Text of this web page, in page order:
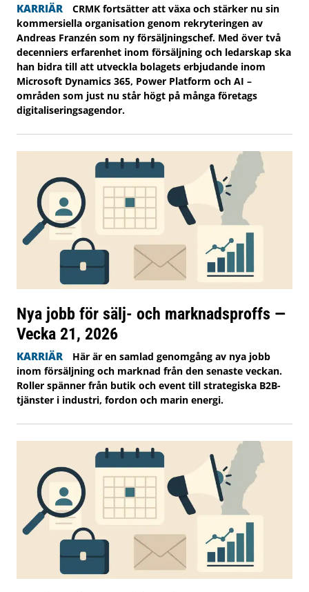
KARRIÄR
CRMK fortsätter att växa och stärker nu sin
kommersiella organisation genom rekryteringen av
Andreas Franzén som ny försäljningschef. Med över två
decenniers erfarenhet inom försäljning och ledarskap ska
han bidra till att utveckla bolagets erbjudande inom
Microsoft Dynamics 365, Power Platform och AI –
områden som just nu står högt på många företags
digitaliseringsagendor.
Nya jobb för sälj- och marknadsproffs —
Vecka 21, 2026
KARRIÄR
Här är en samlad genomgång av nya jobb
inom försäljning och marknad från den senaste veckan.
Roller spänner från butik och event till strategiska B2B-
tjänster i industri, fordon och marin energi.